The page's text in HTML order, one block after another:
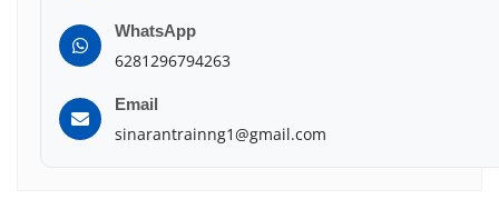
WhatsApp
6281296794263
Email
sinarantrainng1@gmail.com